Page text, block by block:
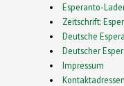
Esperanto-
Zeitschrift:
Deutsche
Deutscher
Impressum